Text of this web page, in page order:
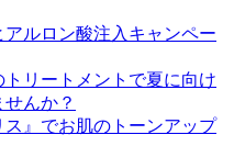
ルロン酸注入キャンペー
リートメントで夏に向け
んか？
』でお肌のトーンアップ